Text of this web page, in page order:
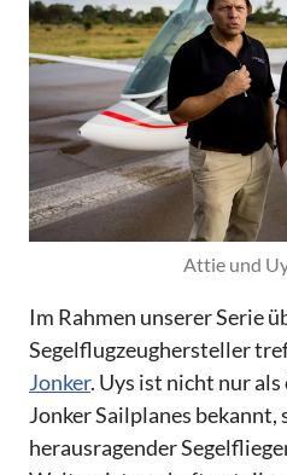
Attie und
Im Rahmen unserer Serie
Segelflugzeughersteller
Jonker. Uys ist nicht nur
Jonker Sailplanes bekannt,
herausragender